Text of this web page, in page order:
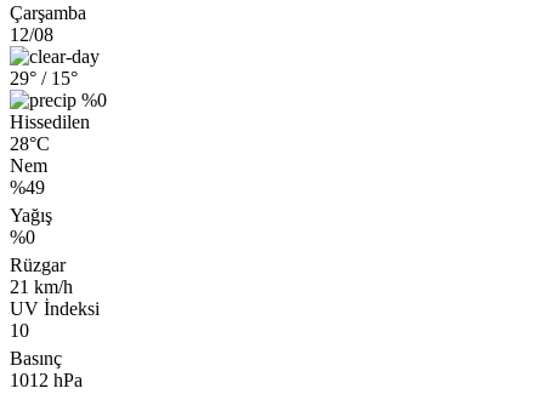
Çarşamba
12/08
29° / 15°
%0
Hissedilen
28°C
Nem
%49
Yağış
%0
Rüzgar
21 km/h
UV İndeksi
10
Basınç
1012 hPa